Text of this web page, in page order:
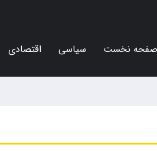
صفحه نخست سیاسی اقتصادی